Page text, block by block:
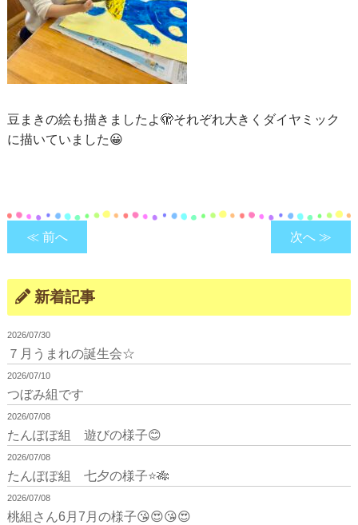
豆まきの絵も描きましたよ🫣それぞれ大きくダイヤミック
に描いていました😀
≪ 前へ 次へ ≫
新着記事
2026/07/30
７月うまれの誕生会☆
2026/07/10
つぼみ組です
2026/07/08
たんぽぽ組 遊びの様子😊
2026/07/08
たんぽぽ組 七夕の様子⭐🎋
2026/07/08
桃組さん6月7月の様子😘😍😘😍